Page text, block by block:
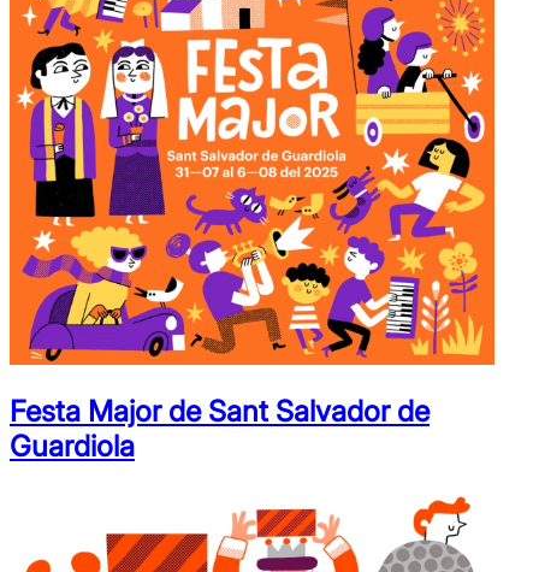
Festa Major de Sant Salvador de
Guardiola